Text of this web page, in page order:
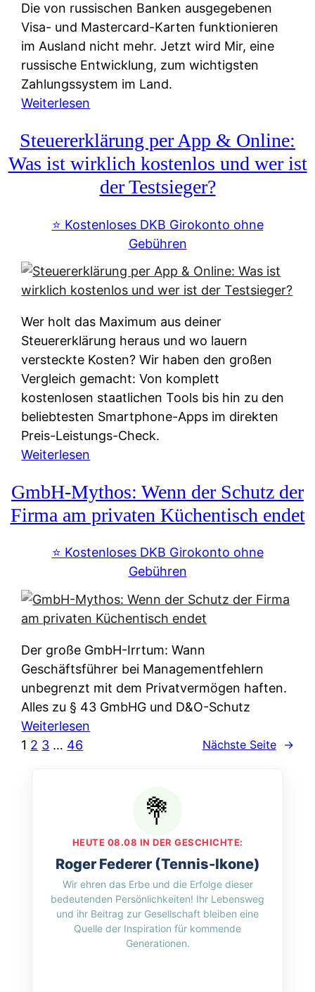
n
a
t
i
v
e
&
f
r
e
u
s
u
n
f
t
e
i
e
W
e
r
s
i
c
h
e
t
n
w
i
r
Die von russischen Banken ausgegebenen
Visa- und Mastercard-Karten funktionieren
im Ausland nicht mehr. Jetzt wird Mir, eine
russische Entwicklung, zum wichtigsten
Zahlungssystem im Land.
Weiterlesen
a
h
g
s
y
t
e
m
M
I
R
:
W
e
u
d
n
w
l
c
h
e
n
r
n
f
u
n
Steuererklärung per App & Online:
Was ist wirklich kostenlos und wer ist
der Testsieger?
⭐️ Kostenloses DKB Girokonto ohne
Gebühren
Wer holt das Maximum aus deiner
Steuererklärung heraus und wo lauern
versteckte Kosten? Wir haben den großen
Vergleich gemacht: Von komplett
kostenlosen staatlichen Tools bis hin zu den
beliebtesten Smartphone-Apps im direkten
Preis-Leistungs-Check.
Weiterlesen
t
e
u
e
r
k
l
ä
u
&
O
n
l
GmbH-Mythos: Wenn der Schutz der
Firma am privaten Küchentisch endet
⭐️ Kostenloses DKB Girokonto ohne
Gebühren
Der große GmbH-Irrtum: Wann
Geschäftsführer bei Managementfehlern
unbegrenzt mit dem Privatvermögen haften.
Alles zu § 43 GmbHG und D&O-Schutz
Weiterlesen
M
y
h
o
s
1 2 3 … 46 Nächste Seite →
HEUTE 08.08 IN DER GESCHICHTE:
Roger Federer (Tennis-Ikone)
Wir ehren das Erbe und die Erfolge dieser
bedeutenden Persönlichkeiten! Ihr Lebensweg
und ihr Beitrag zur Gesellschaft bleiben eine
Quelle der Inspiration für kommende
Generationen.